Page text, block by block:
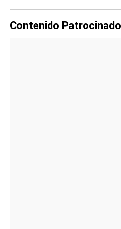
Contenido Patrocinado